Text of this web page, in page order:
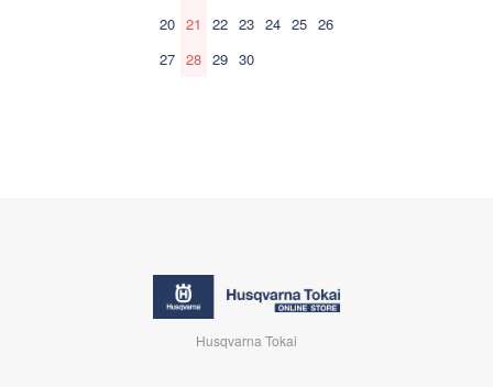
20 21 22 23 24 25 26
27 28 29 30
Husqvarna Tokai